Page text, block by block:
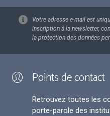
Votre adresse e-mail est
inscription à la newsletter,
la protection des données
Points de contact
Retrouvez toutes les
porte-parole des